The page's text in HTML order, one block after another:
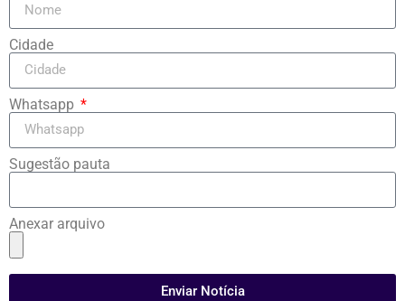
Cidade
Whatsapp
Sugestão pauta
Anexar arquivo
Enviar Notícia